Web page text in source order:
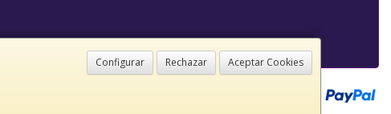
Configurar Rechazar Aceptar Cookies